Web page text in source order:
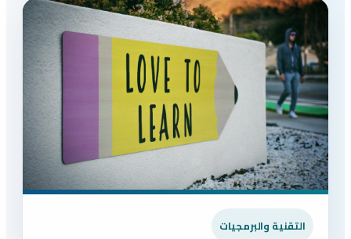
التقنية والبرمجيات